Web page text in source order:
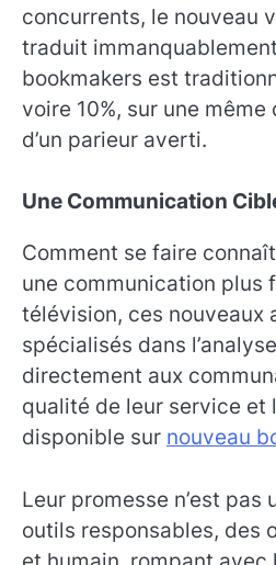
concurrents, le nouveau
traduit
bookmakers est
voire 10%, sur une
d’un parieur averti.
Une Communication
Comment se faire
une communication plus
télévision, ces nouveaux
spécialisés dans
directement aux
qualité de leur service
disponible sur nouveau
Leur promesse n’est
outils responsables, des